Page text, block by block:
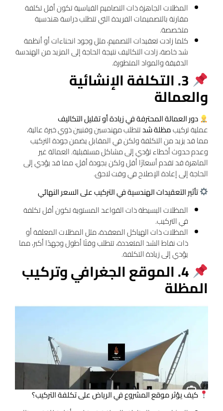
المظلات الجاهزة ذات التصاميم القياسية تكون أقل تكلفة
مقارنة بالتصميمات الفريدة التي تتطلب دراسة هندسية
متخصصة.
كلما زادت تعقيدات التصميم، مثل وجود انحناءات أو أنظمة
شد خاصة، زادت التكاليف نتيجة الحاجة إلى المزيد من الهندسة
الدقيقة والمواد المتطورة.
3. التكلفة الإنشائية
والعمالة
دور العمالة المحترفة في زيادة أو تقليل التكاليف
عملية تركيبمظلة شدتتطلب مهندسين وفنيين ذوي خبرة عالية،
مما قد يزيد من التكلفة ولكن في المقابل يضمن جودة التركيب
وعدم حدوث أخطاء تؤدي إلى مشاكل مستقبلية. العمالة غير
الماهرة قد تقدم أسعارًا أقل ولكن بجودة أقل، مما قد يؤدي إلى
الحاجة إلى إعادة الإصلاح في وقت لاحق.
تأثير التعقيدات الهندسية في التركيب على السعر النهائي
المظلات البسيطة ذات القواعد المستوية تكون أقل تكلفة
في التركيب.
المظلات ذات الهياكل المعقدة، مثل المظلات المعلقة أو
ذات نقاط الشد المتعددة، تتطلب وقتًا أطول وجهدًا أكبر، مما
يؤدي إلى زيادة التكلفة.
4. الموقع الجغرافي وتركيب
المظلة
كيف يؤثر موقع المشروع في الرياض على تكلفة التركيب؟